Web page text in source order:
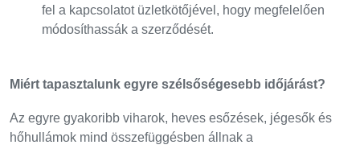
fel a kapcsolatot üzletkötőjével, hogy megfelelően
módosíthassák a szerződését.
Miért tapasztalunk egyre szélsőségesebb időjárást?
Az egyre gyakoribb viharok, heves esőzések, jégesők és
hőhullámok mind összefüggésben állnak a